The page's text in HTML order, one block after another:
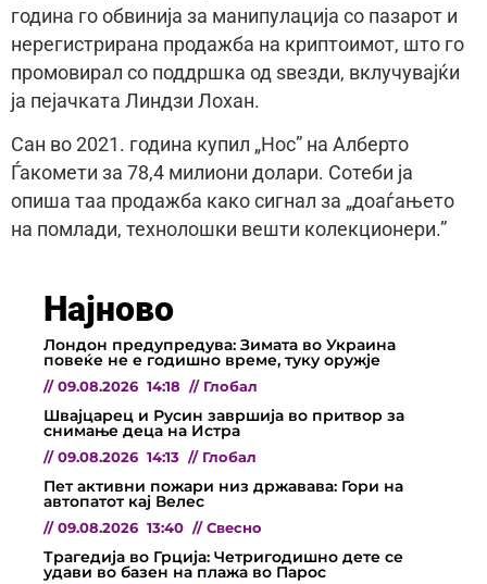
година го обвинија за манипулација со пазарот и
нерегистрирана продажба на криптоимот, што го
промовирал со поддршка од ѕвезди, вклучувајќи
ја пејачката Линдзи Лохан.
Сан во 2021. година купил „Нос” на Алберто
Ѓакомети за 78,4 милиони долари. Сотеби ја
опиша таа продажба како сигнал за „доаѓањето
на помлади, технолошки вешти колекционери.”
Најново
Лондон предупредува: Зимата во Украина
повеќе не е годишно време, туку оружје
// 09.08.2026 14:18 // Глобал
Швајцарец и Русин завршија во притвор за
снимање деца на Истра
// 09.08.2026 14:13 // Глобал
Пет активни пожари низ државава: Гори на
автопатот кај Велес
// 09.08.2026 13:40 // Свесно
Трагедија во Грција: Четригодишно дете се
удави во базен на плажа во Парос